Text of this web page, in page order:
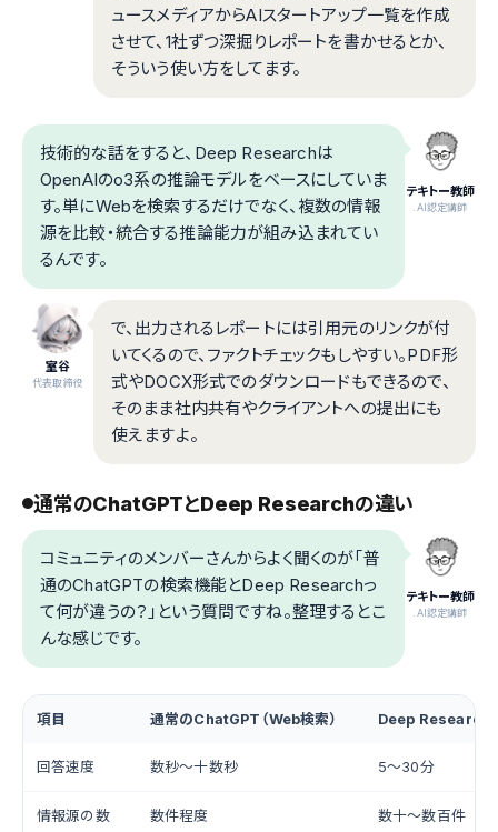
ュースメディアからAIスタートアップ一覧を作成
させて、1社ずつ深掘りレポートを書かせるとか、
そういう使い方をしてます。
テキトー教師
.AI認定講師
技術的な話をすると、Deep Researchは
OpenAIのo3系の推論モデルをベースにしていま
す。単にWebを検索するだけでなく、複数の情報
源を比較・統合する推論能力が組み込まれてい
るんです。
室谷
代表取締役
で、出力されるレポートには引用元のリンクが付
いてくるので、ファクトチェックもしやすい。PDF形
式やDOCX形式でのダウンロードもできるので、
そのまま社内共有やクライアントへの提出にも
使えますよ。
通常のChatGPTとDeep Researchの違い
テキトー教師
.AI認定講師
コミュニティのメンバーさんからよく聞くのが「普
通のChatGPTの検索機能とDeep Researchっ
て何が違うの？」という質問ですね。整理するとこ
んな感じです。
項目 通常のChatGPT（Web検索） Deep Research
回答速度 数秒〜十数秒 5〜30分
情報源の数 数件程度 数十〜数百件